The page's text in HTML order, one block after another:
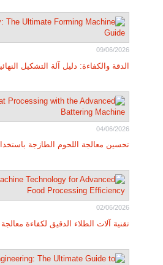
09/06/2026
الدقة والكفاءة: دليل آلة التشكيل
04/06/2026
تحسين معالجة اللحوم الطازجة
02/06/2026
تقنية آلات الطلاء الدقيق لكفاءة